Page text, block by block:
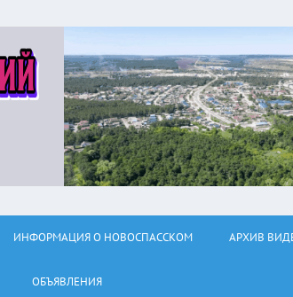
ИНФОРМАЦИЯ О НОВОСПАССКОМ АРХИВ
ОБЪЯВЛЕНИЯ